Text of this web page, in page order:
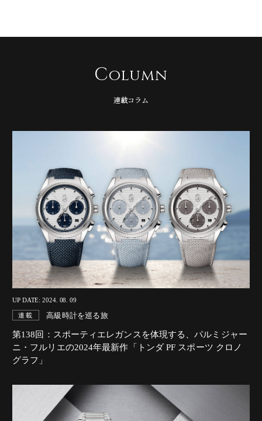
Column
連載コラム
UP DATE: 2024. 08. 09
連載 高級時計を巡る旅
第138回：スポーティエレガンスを体現する、パルミジャー
ニ・フルリエの2024年最新作「トンダ PF スポーツ クロノ
グラフ」